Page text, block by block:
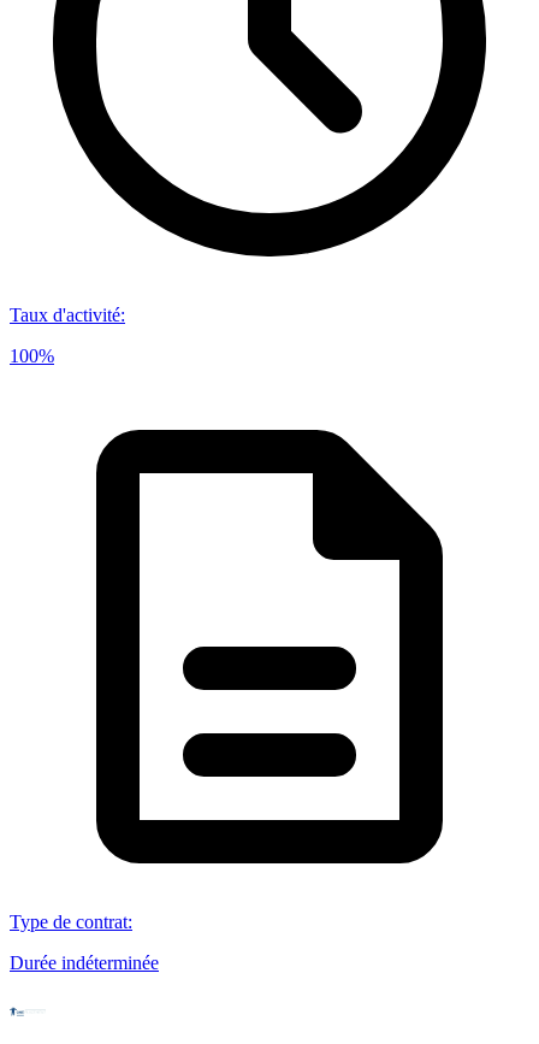
Taux d'activité:
100%
Type de contrat:
Durée indéterminée